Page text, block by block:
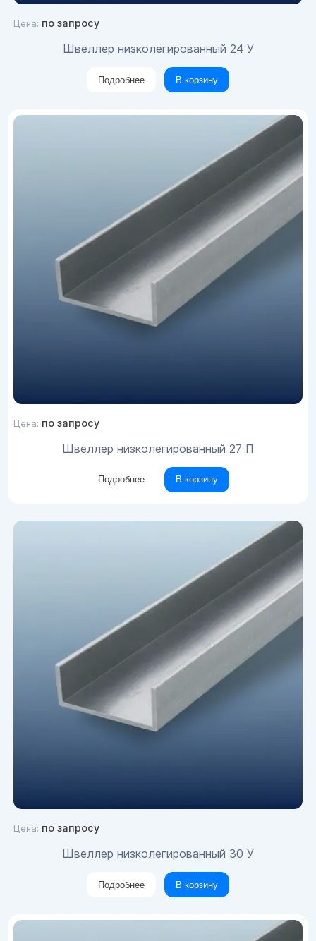
Цена: по запросу
Швеллер низколегированный 24 У
Подробнее В корзину
Цена: по запросу
Швеллер низколегированный 27 П
Подробнее В корзину
Цена: по запросу
Швеллер низколегированный 30 У
Подробнее В корзину